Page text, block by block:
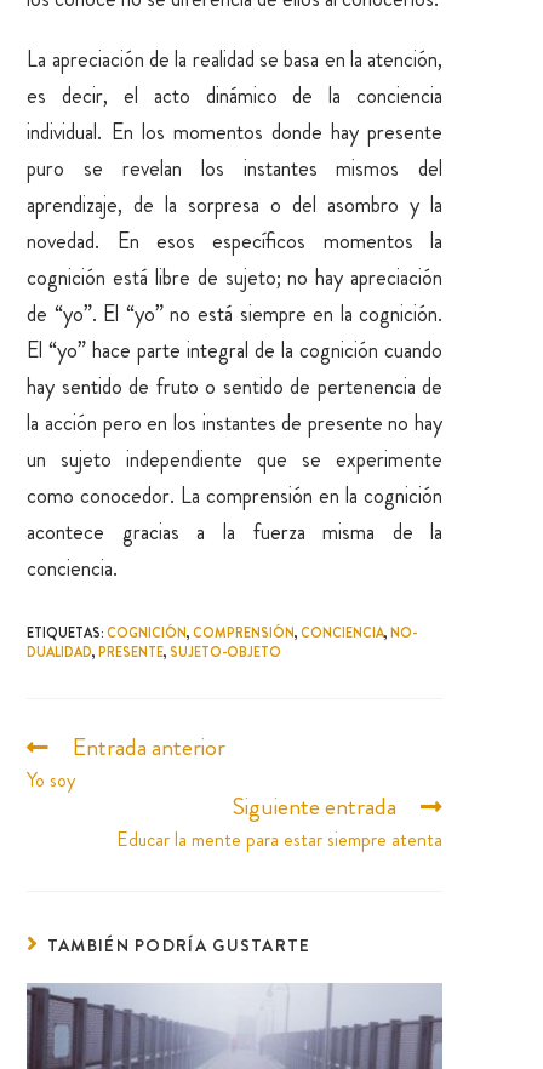
La apreciación de la realidad se basa en la atención,
es decir, el acto dinámico de la conciencia
individual. En los momentos donde hay presente
puro se revelan los instantes mismos del
aprendizaje, de la sorpresa o del asombro y la
novedad. En esos específicos momentos la
cognición está libre de sujeto; no hay apreciación
de “yo”. El “yo” no está siempre en la cognición.
El “yo” hace parte integral de la cognición cuando
hay sentido de fruto o sentido de pertenencia de
la acción pero en los instantes de presente no hay
un sujeto independiente que se experimente
como conocedor. La comprensión en la cognición
acontece gracias a la fuerza misma de la
conciencia.
ETIQUETAS:COGNICIÓN, COMPRENSIÓN, CONCIENCIA, NO-
DUALIDAD, PRESENTE, SUJETO-OBJETO
Entrada anterior
Yo soy
Siguiente entrada
Educar la mente para estar siempre atenta
TAMBIÉN PODRÍA GUSTARTE